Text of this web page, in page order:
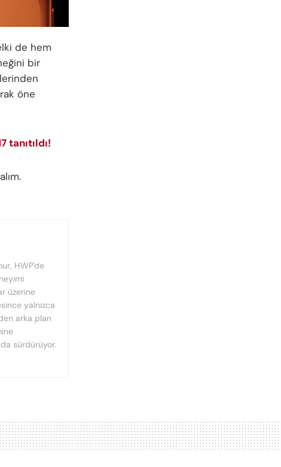
de hem
bir
öne
tanıtıldı!
HWP'de
üzerine
yalnızca
arka plan
sürdürüyor.